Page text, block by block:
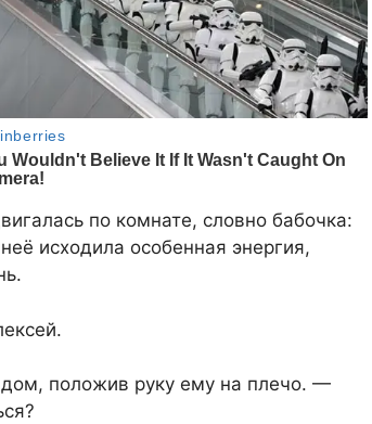
по комнате, словно бабочка:
исходила особенная энергия,
положив руку ему на плечо. —